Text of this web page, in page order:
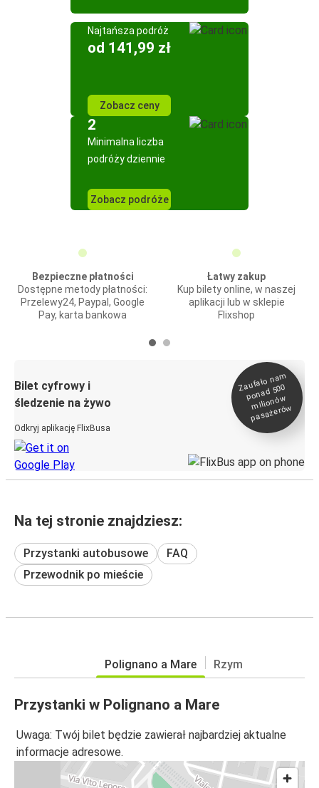
Najtańsza podróż
od 141,99 zł
Zobacz ceny
2
Minimalna liczba
podróży dziennie
Zobacz podróże
Bezpieczne płatności
Dostępne metody płatności:
Przelewy24, Paypal, Google
Pay, karta bankowa
Łatwy zakup
Kup bilety online, w naszej
aplikacji lub w sklepie
Flixshop
Bilet cyfrowy i
śledzenie na żywo
Odkryj aplikację FlixBusa
Zaufało na
m
ponad 500
milionó
w
pasażeró
w
Na tej stronie znajdziesz:
Przystanki autobusowe
FAQ
Przewodnik po mieście
Polignano a Mare Rzym
Przystanki w Polignano a Mare
Uwaga: Twój bilet będzie zawierał najbardziej aktualne
informacje adresowe.